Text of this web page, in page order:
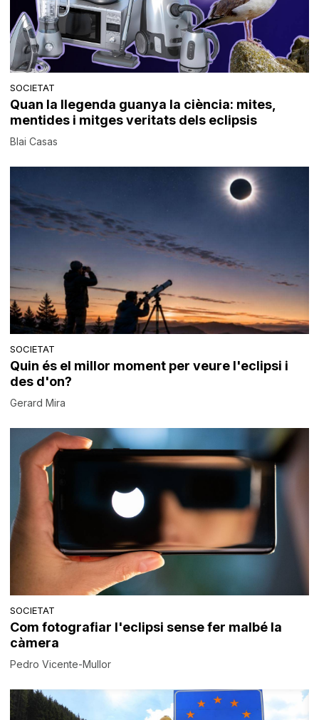
SOCIETAT
Quan la llegenda guanya la ciència: mites,
mentides i mitges veritats dels eclipsis
Blai Casas
SOCIETAT
Quin és el millor moment per veure l'eclipsi i
des d'on?
Gerard Mira
SOCIETAT
Com fotografiar l'eclipsi sense fer malbé la
càmera
Pedro Vicente-Mullor